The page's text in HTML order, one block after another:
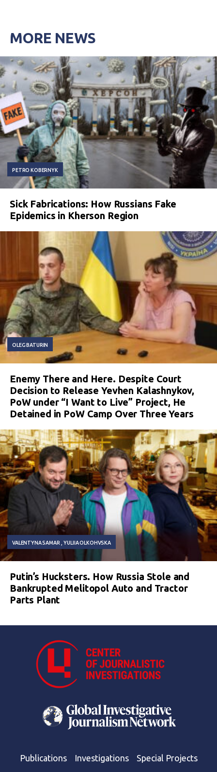
MORE NEWS
PETRO KOBERNYK
Sick Fabrications: How Russians Fake
Epidemics in Kherson Region
OLEG BATURIN
Enemy There and Here. Despite Court
Decision to Release Yevhen Kalashnykov,
PoW under “I Want to Live” Project, He
Detained in PoW Camp Over Three Years
VALENTYNA SAMAR YULIIA OLKOHVSKA
Putin’s Hucksters. How Russia Stole and
Bankrupted Melitopol Auto and Tractor
Parts Plant
Publications Investigations Special Projects